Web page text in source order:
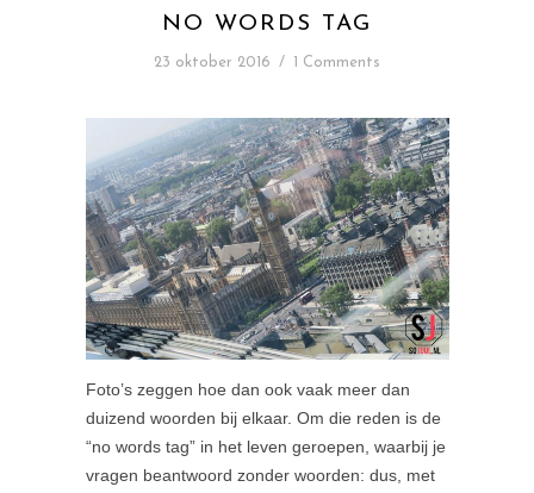
NO WORDS TAG
23 oktober 2016 / 1 Comments
Foto’s zeggen hoe dan ook vaak meer dan
duizend woorden bij elkaar. Om die reden is de
“no words tag” in het leven geroepen, waarbij je
vragen beantwoord zonder woorden: dus, met